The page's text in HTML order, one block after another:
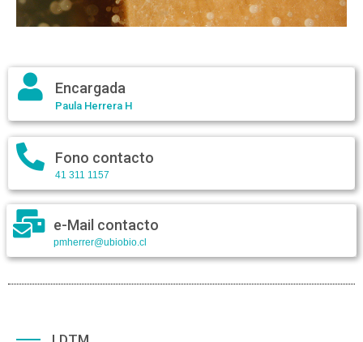
Encargada
Paula Herrera H
Fono contacto
41 311 1157
e-Mail contacto
pmherrer@ubiobio.cl